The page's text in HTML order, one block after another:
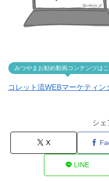
みつやまお勧め動画コンテンツは
コレット流WEBマーケティン
シェ
X
LINE